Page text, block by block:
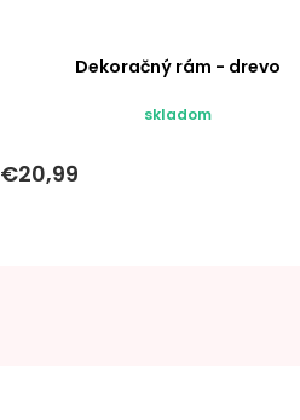
Dekoračný rám - drevo
skladom
€20,99